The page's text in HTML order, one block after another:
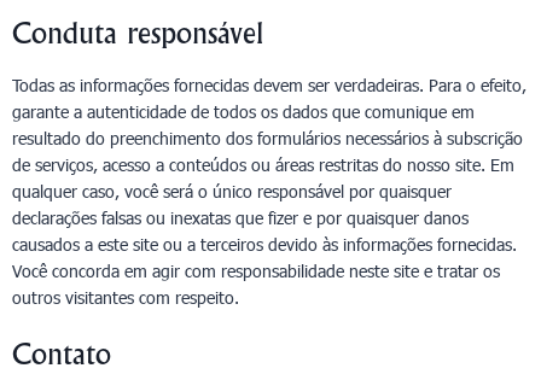
Conduta responsável
Todas as informações fornecidas devem ser verdadeiras. Para o efeito,
garante a autenticidade de todos os dados que comunique em
resultado do preenchimento dos formulários necessários à subscrição
de serviços, acesso a conteúdos ou áreas restritas do nosso site. Em
qualquer caso, você será o único responsável por quaisquer
declarações falsas ou inexatas que fizer e por quaisquer danos
causados a este site ou a terceiros devido às informações fornecidas.
Você concorda em agir com responsabilidade neste site e tratar os
outros visitantes com respeito.
Contato